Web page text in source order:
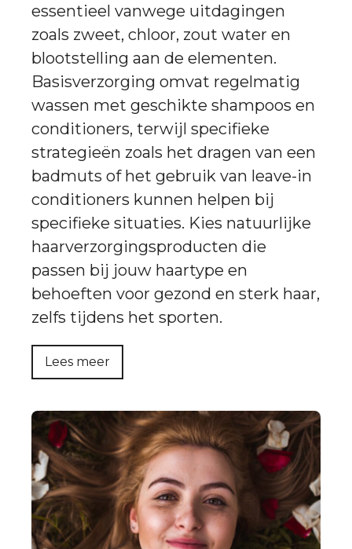
essentieel vanwege uitdagingen
zoals zweet, chloor, zout water en
blootstelling aan de elementen.
Basisverzorging omvat regelmatig
wassen met geschikte shampoos en
conditioners, terwijl specifieke
strategieën zoals het dragen van een
badmuts of het gebruik van leave-in
conditioners kunnen helpen bij
specifieke situaties. Kies natuurlijke
haarverzorgingsproducten die
passen bij jouw haartype en
behoeften voor gezond en sterk haar,
zelfs tijdens het sporten.
Lees meer